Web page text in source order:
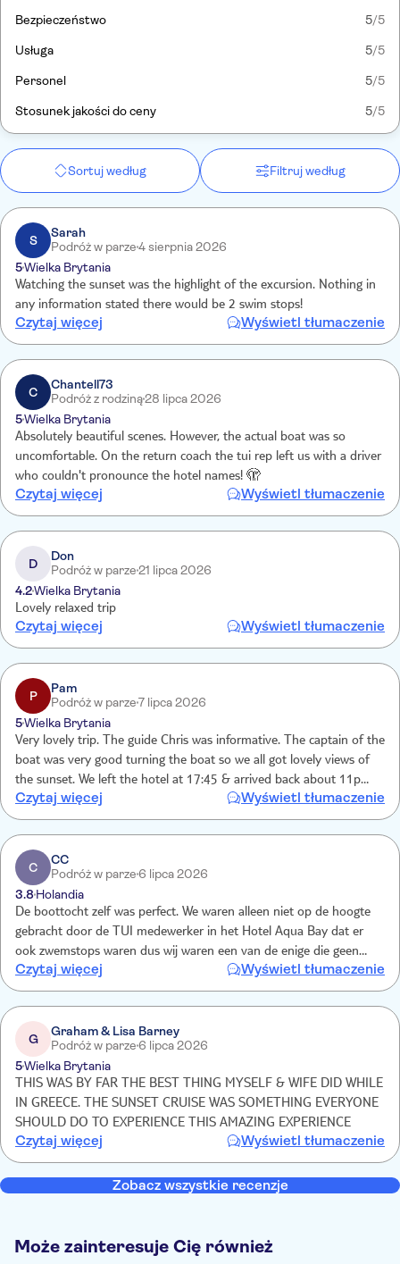
Bezpieczeństwo 5/5
Usługa 5/5
Personel 5/5
Stosunek jakości do ceny 5/5
Sortuj według Filtruj według
S
Sarah
Podróż w parze4 sierpnia 2026
5Wielka Brytania
Watching the sunset was the highlight of the excursion. Nothing in
any information stated there would be 2 swim stops!
Czytaj więcej Wyświetl tłumaczenie
C
Chantell73
Podróż z rodziną28 lipca 2026
5Wielka Brytania
Absolutely beautiful scenes. However, the actual boat was so
uncomfortable. On the return coach the tui rep left us with a driver
who couldn't pronounce the hotel names! 🫣
Czytaj więcej Wyświetl tłumaczenie
D
Don
Podróż w parze21 lipca 2026
4.2Wielka Brytania
Lovely relaxed trip
Czytaj więcej Wyświetl tłumaczenie
P
Pam
Podróż w parze7 lipca 2026
5Wielka Brytania
Very lovely trip. The guide Chris was informative. The captain of the
boat was very good turning the boat so we all got lovely views of
the sunset. We left the hotel at 17:45 & arrived back about 11pm -
a beautiful evening out at sea with 2, 20min swim stops
Czytaj więcej Wyświetl tłumaczenie
C
CC
Podróż w parze6 lipca 2026
3.8 Holandia
De boottocht zelf was perfect. We waren alleen niet op de hoogte
gebracht door de TUI medewerker in het Hotel Aqua Bay dat er
ook zwemstops waren dus wij waren een van de enige die geen
zwemspullen mee hadden tijdens jullie tocht. Toen wij terug waren
in de haven waren de bussen er nog niet. 15-20min in het
pikkedonker moeten wachten, hierna ontstond ook nog de
verwarring in welke bus iedereen terug moest, niet zo prettig laat
op de avond. Het rijgedrag van de buschauffeurs liet te wensen
over.
Czytaj więcej Wyświetl tłumaczenie
G
Graham & Lisa Barney
Podróż w parze6 lipca 2026
5Wielka Brytania
THIS WAS BY FAR THE BEST THING MYSELF & WIFE DID WHILE
IN GREECE. THE SUNSET CRUISE WAS SOMETHING EVERYONE
SHOULD DO TO EXPERIENCE THIS AMAZING EXPERIENCE
Czytaj więcej Wyświetl tłumaczenie
Zobacz wszystkie recenzje
Może zainteresuje Cię również